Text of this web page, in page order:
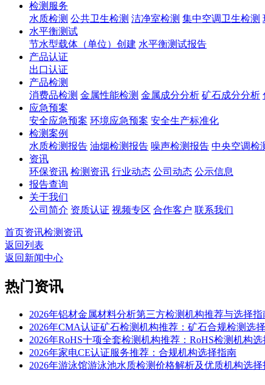
检测服务
水质检测 公共卫生检测 洁净室检测 集中空调卫生检测
水平衡测试
节水型载体（单位）创建 水平衡测试报告
产品认证
出口认证
产品检测
消费品检测 金属性能检测 金属成分分析 矿石成分分析
应急预案
安全应急预案 环境应急预案 安全生产标准化
检测案例
水质检测报告 油烟检测报告 噪声检测报告 中央空调检
资讯
环保资讯 检测资讯 行业动态 公司动态 公示信息
报告查询
关于我们
公司简介 资质认证 视频专区 合作客户 联系我们
首页资讯检测资讯
返回列表
返回新闻中心
热门资讯
2026年铝材金属材料分析第三方检测机构推荐与选择指
2026年CMA认证矿石检测机构推荐：矿石合规检测选
2026年RoHS十项全套检测机构推荐：RoHS检测机构
2026年家电CE认证服务推荐：合规机构选择指南
2026年游泳馆游泳池水质检测价格解析及优质机构选择